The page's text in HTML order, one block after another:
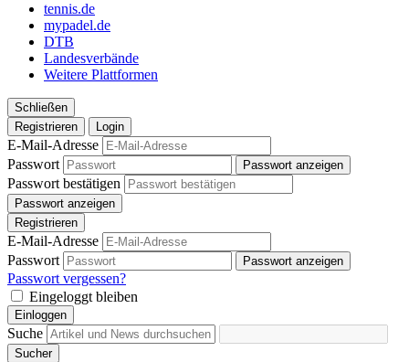
tennis.de
mypadel.de
DTB
Landesverbände
Weitere Plattformen
Schließen
Registrieren
Login
E-Mail-Adresse
Passwort
Passwort anzeigen
Passwort bestätigen
Passwort anzeigen
Registrieren
E-Mail-Adresse
Passwort
Passwort anzeigen
Passwort vergessen?
Eingeloggt bleiben
Einloggen
Suche
Sucher